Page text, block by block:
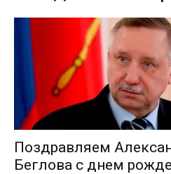
Поздравляем
Беглова с днем